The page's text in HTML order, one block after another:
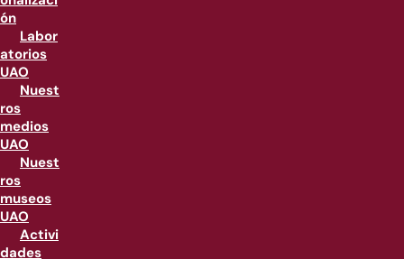
ón
Labor
atorios
UAO
Nuest
ros
medios
UAO
Nuest
ros
museos
UAO
Activi
dades